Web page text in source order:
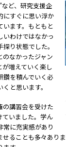
ど、研究支援企
にすぐに思い浮か
います。もともと
いわけではなかっ
り状態でした。
のなかったジャン
増えていく楽し
鑽を積んでいく必
と思います。
の講習会を受けた
ていました。学ん
に充実感があり
ることも多々あり